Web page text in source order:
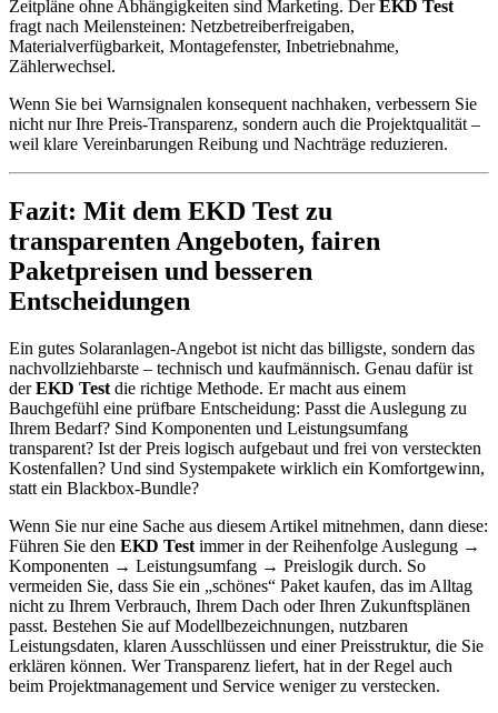
Zeitpläne ohne Abhängigkeiten sind Marketing. DerEKD Test
fragt nach Meilensteinen: Netzbetreiberfreigaben,
Materialverfügbarkeit, Montagefenster, Inbetriebnahme,
Zählerwechsel.
Wenn Sie bei Warnsignalen konsequent nachhaken, verbessern Sie
nicht nur Ihre Preis-Transparenz, sondern auch die Projektqualität –
weil klare Vereinbarungen Reibung und Nachträge reduzieren.
Fazit: Mit dem EKD Test zu
transparenten Angeboten, fairen
Paketpreisen und besseren
Entscheidungen
Ein gutes Solaranlagen-Angebot ist nicht das billigste, sondern das
nachvollziehbarste – technisch und kaufmännisch. Genau dafür ist
derEKD Test die richtige Methode. Er macht aus einem
Bauchgefühl eine prüfbare Entscheidung: Passt die Auslegung zu
Ihrem Bedarf? Sind Komponenten und Leistungsumfang
transparent? Ist der Preis logisch aufgebaut und frei von versteckten
Kostenfallen? Und sind Systempakete wirklich ein Komfortgewinn,
statt ein Blackbox-Bundle?
Wenn Sie nur eine Sache aus diesem Artikel mitnehmen, dann diese:
Führen Sie den EKD Test immer in der Reihenfolge Auslegung →
Komponenten → Leistungsumfang → Preislogik durch. So
vermeiden Sie, dass Sie ein „schönes“ Paket kaufen, das im Alltag
nicht zu Ihrem Verbrauch, Ihrem Dach oder Ihren Zukunftsplänen
passt. Bestehen Sie auf Modellbezeichnungen, nutzbaren
Leistungsdaten, klaren Ausschlüssen und einer Preisstruktur, die Sie
erklären können. Wer Transparenz liefert, hat in der Regel auch
beim Projektmanagement und Service weniger zu verstecken.